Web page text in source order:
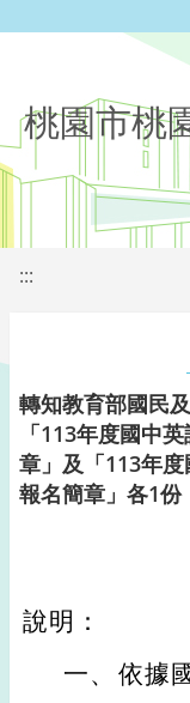
桃園市桃
:::
轉知教育部國民
「113年度國中
章」及「113年
報名簡章」各1份
說明：
一、 依據